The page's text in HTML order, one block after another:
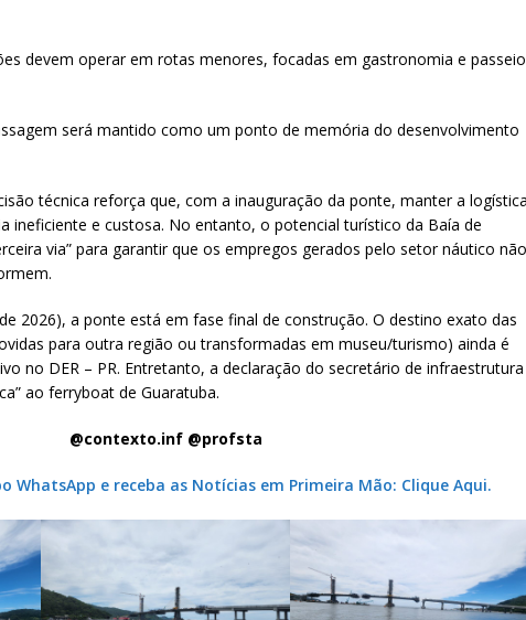
devem operar em rotas menores, focadas em gastronomia e
será mantido como um ponto de memória do desenvolvimento
técnica reforça que, com a inauguração da ponte, manter a logística
ineficiente e custosa. No entanto, o potencial turístico da Baía de
via” para garantir que os empregos gerados pelo setor náutico não
2026), a ponte está em fase final de construção. O destino exato das
para outra região ou transformadas em museu/turismo) ainda é
no DER – PR. Entretanto, a declaração do secretário de infraestrutura
ao ferryboat de Guaratuba.
@contexto.inf @profsta
WhatsApp e receba as Notícias em Primeira Mão: Clique Aqui.